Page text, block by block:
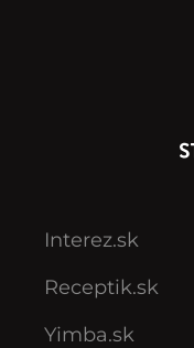
Interez.sk
Receptik.sk
Yimba.sk